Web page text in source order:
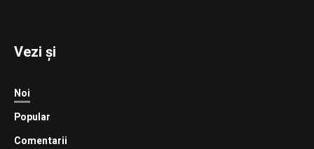
Vezi și
Noi
Popular
Comentarii